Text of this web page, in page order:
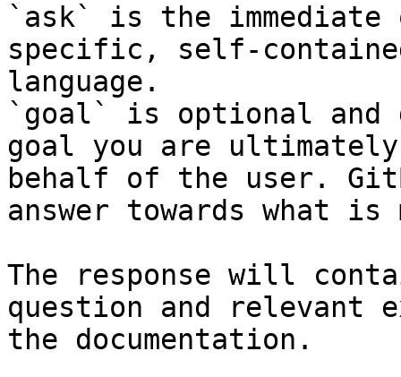
`ask` is the
specific, self-
language.
`goal` is optional and
goal you are
behalf of the user.
answer towards what
The response will
question and relevant
the documentation.